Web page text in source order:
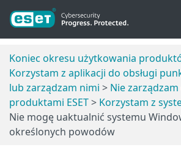
Koniec okresu użytkowania
Korzystam z aplikacji do obsługi
lub zarządzam nimi > Nie
produktami ESET> Korzystam z
Nie mogę uaktualnić systemu
określonych powodów